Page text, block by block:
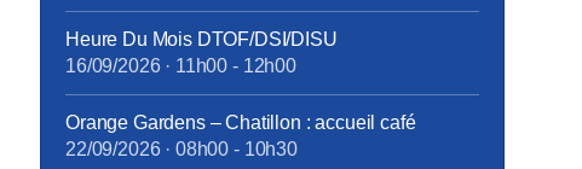
Heure Du Mois DTOF/DSI/DISU
16/09/2026· 11h00 - 12h00
Orange Gardens – Chatillon : accueil café
22/09/2026· 08h00 - 10h30